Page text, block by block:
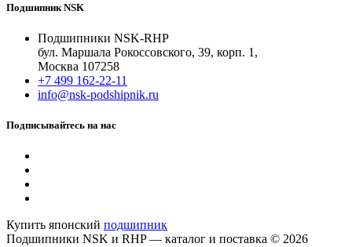
Подшипник NSK
Подшипники NSK-RHP
бул. Маршала Рокоссовского, 39, корп. 1,
Москва 107258
+7 499 162-22-11
info@nsk-podshipnik.ru
Подписывайтесь на нас
Купить японский подшипник
Подшипники NSK и RHP — каталог и поставка © 2026